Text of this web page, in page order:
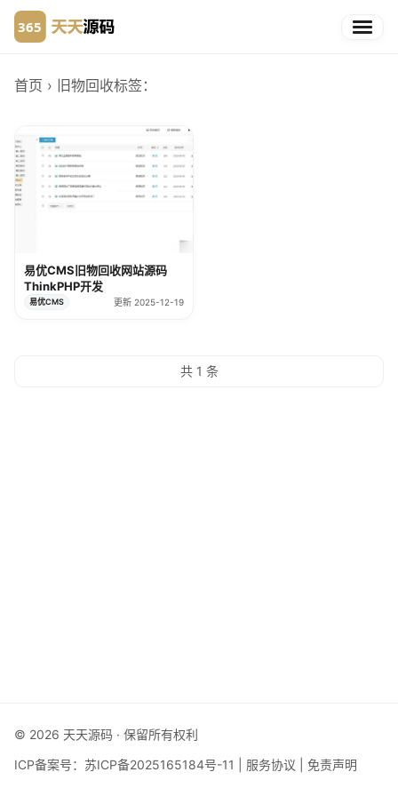
首页 › 旧物回收标签：
易优CMS旧物回收网站源码
ThinkPHP开发
易优CMS 更新 2025-12-19
共 1 条
© 2026 天天源码 · 保留所有权利
ICP备案号： 苏ICP备2025165184号-11 服务协议 免责声明